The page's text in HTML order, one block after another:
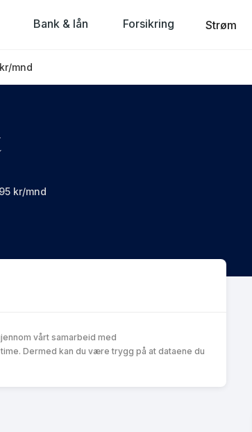
Bank & lån Forsikring Strøm
mnd
kr/mnd
vårt samarbeid med
Dermed kan du være trygg på at dataene du